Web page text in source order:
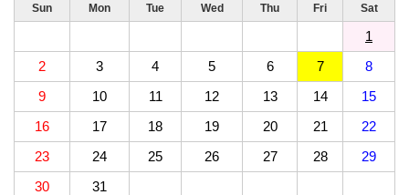
Sun Mon Tue Wed Thu Fri Sat
1
2
3 4 5 6 7
8
9
10 11 12 13 14
15
16
17 18 19 20 21
22
23
24 25 26 27 28
29
30
31